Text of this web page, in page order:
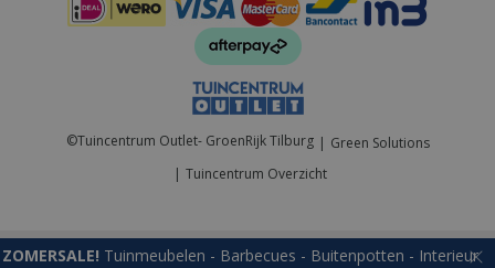
ZOMERSALE! Tuinmeubelen - Barbecues - Buitenpotten - Interieur
©Tuincentrum Outlet- GroenRijk Tilburg
Green Solutions
Tuincentrum Overzicht